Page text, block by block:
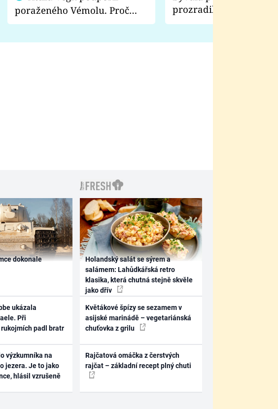
poraženého Vémolu. Proč
chce raději zápasit s ním než
prozradila, co ji
natáčení Euforie.
dokonale
ukázala
Při
padl bratr
výzkumníka na
jezera. Je to jako
hlásil vzrušeně
Holandský salát se sýrem a
salámem: Lahůdkářská retro
klasika, která chutná stejně skvěle
jako dřív
Květákové špízy se sezamem v
asijské marinádě – vegetariánská
chuťovka z grilu
Rajčatová omáčka z čerstvých
rajčat – základní recept plný chuti